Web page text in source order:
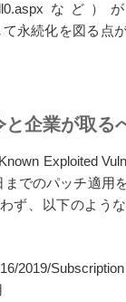
など）
永続化を図る点
と企業が取る
Exploited
までのパッチ適用
ず、以下のよう
2019/